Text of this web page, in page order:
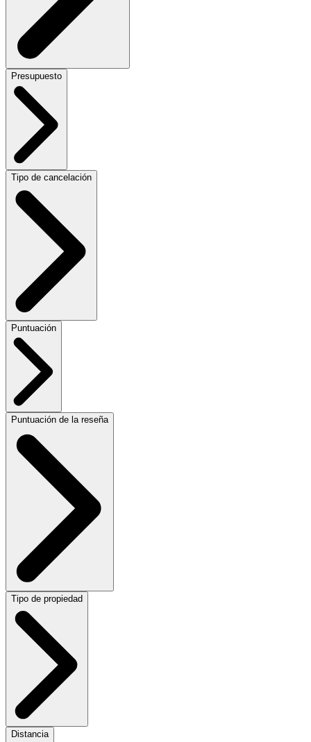
Presupuesto
Tipo de cancelación
Puntuación
Puntuación de la reseña
Tipo de propiedad
Distancia